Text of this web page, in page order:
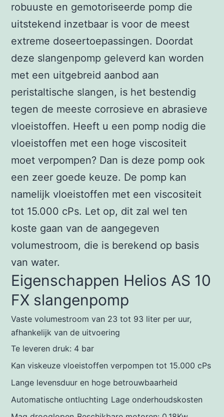
robuuste en gemotoriseerde pomp die
uitstekend inzetbaar is voor de meest
extreme doseertoepassingen. Doordat
deze slangenpomp geleverd kan worden
met een uitgebreid aanbod aan
peristaltische slangen, is het bestendig
tegen de meeste corrosieve en abrasieve
vloeistoffen. Heeft u een pomp nodig die
vloeistoffen met een hoge viscositeit
moet verpompen? Dan is deze pomp ook
een zeer goede keuze. De pomp kan
namelijk vloeistoffen met een viscositeit
tot 15.000 cPs. Let op, dit zal wel ten
koste gaan van de aangegeven
volumestroom, die is berekend op basis
van water.
Eigenschappen Helios AS 10
FX slangenpomp
Vaste volumestroom van 23 tot 93 liter per uur,
afhankelijk van de uitvoering
Te leveren druk: 4 bar
Kan viskeuze vloeistoffen verpompen tot 15.000 cPs
Lange levensduur en hoge betrouwbaarheid
Automatische ontluchting Lage onderhoudskosten